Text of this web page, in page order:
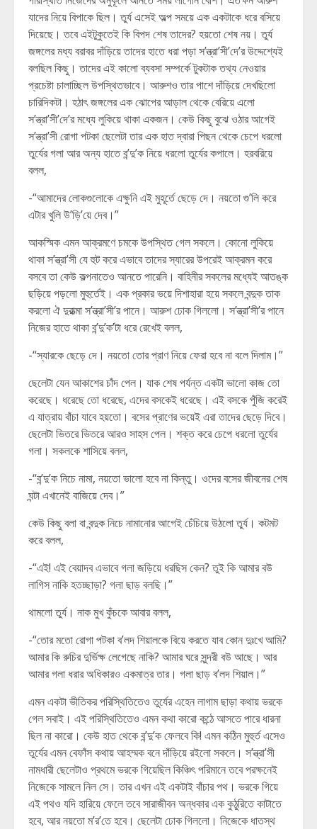
যাদের নিয়ে বিপাকে ছিল। তুর্য এসেই অল্প সময়ে এক একটাকে ধরে বসিয়ে
দিয়েছে। তবে এইটুকুতেই কি বিপদ শেষ তাদের? হয়তো শেষ নয়। তুর্য
জঙ্গলের মধ্য বরাবর দাঁড়িয়ে তাদের হাতে ধরা পড়া স’ন্ত্রা’সী’দে’র উদ্দেশ্যেই
বলছিল কিছু। তাদের এই কালো ব্যবসা সম্পর্কে টুকটাক তথ্য নেওয়ার
প্রচেষ্টা চালাচ্ছিল উপস্থিতভাবে। আরুশও তার পাশে দাঁড়িয়ে দেখছিলো
চারিদিকটা। হঠাৎ জঙ্গলের এক ঝোপের আড়াল থেকে বেরিয়ে এলো
স’ন্ত্রা’সী’দে’র মধ্যে লুকিয়ে থাকা একজন। কেউ কিছু বুঝে ওঠার আগেই
স’ন্ত্রা’সী রোগা পটকা ছেলেটা তার এক হাত দ্বারা পিছন থেকে চেপে ধরলো
তুর্যের গলা আর অন্য হাতে ব’ন্দু’ক নিয়ে ধরলো তুর্যের কপালে। হরবরিয়ে
বলল,
-“আমাদের লোকগুলোকে এক্ষুনি এই মুহূর্তে ছেড়ে দে। নয়তো গু’লি করে
এটার খুলি উ’ড়ি’য়ে দেব।”
আকস্মিক এমন আক্রমণে চমকে উপস্থিত গেল সকলে। কোনো লুকিয়ে
থাকা স’ন্ত্রা’সী যে হুট করে এভাবে তাদের স্যারের উপরেই আক্রমন করে
বসবে তা কেউ কল্পনাতেও আনতে পারেনি। বাহিনীর সকলের মধ্যেই আতঙ্ক
ছড়িয়ে পড়লো মুহুর্তেই। এক প্রকার ভয়ে দিশাহারা হয়ে সকলে বন্দুক তাক
করলো ঐ দুরাত্মা স’ন্ত্রা’সী’র পানে। আরুশ ঢোক গিললো। স’ন্ত্রা’সী’র পানে
নিজের হাতে থাকা ব’ন্দু’ক’টা ধরে রেখেই বলল,
-“স্যারকে ছেড়ে দে। নয়তো তোর প্রাণ নিয়ে ফেরা হবে না বলে দিলাম।”
ছেলেটা যেন আকাশের চাঁদ পেল। যাক শেষ পর্যন্ত একটা ভালো কাজ তো
করেছে। ধরেছে তো ধরেছে, এদের বসকেই ধরেছে। এই বসকে পুঁজি করেই
এ যাত্রায় বাঁচা যাবে হয়তো। বসের প্রাণের ভয়েই এরা তাদের ছেড়ে দিবে।
ছেলেটা ভিতরে ভিতরে আরও সাহস পেল। শক্ত করে চেপে ধরলো তুর্যের
গলা। সকলকে শাসিয়ে বলল,
-“ব’ন্দু’ক নিচে নামা, নয়তো ভালো হবে না কিন্তু। ওদের বসের জীবনের শেষ
ঘন্টা এখানেই বাজিয়ে দেব।”
কেউ কিছু বলা বা বন্দুক নিচে নামানোর আগেই চেঁচিয়ে উঠলো তুর্য। কটমট
করে বলল,
-“এই! এই বেয়াদব এভাবে গলা জড়িয়ে ধরছিস কেন? তুই কি আমার বউ
লাগিস নাকি হতচ্ছাড়া? গলা ছাড় বলছি।”
থামলো তুর্য। নাক মুখ কুঁচকে আবার বলল,
-“তোর মতো রোগা পটকা ব’লদ শিয়ালকে বিয়ে করতে যাব কোন দুঃখে আমি?
আমার কি রুচির দুর্ভিক্ষ লেগেছে নাকি? আমার ঘরে সুন্দরী বউ আছে। আর
আমার গলা ধরার অধিকারও একমাত্র তার। গলা ছাড় ব’লদ শিয়াল।”
এমন একটা ভীতিকর পরিস্থিতিতেও তুর্যের এহেন লাগাম ছাড়া কথায় ভরকে
গেল সবাই। এই পরিস্থিতিতেও এমন কথা কারো কন্ঠে আসতে পারে ধারনা
ছিল না কারো। কেউ হাত থেকে ব’ন্দু’ক ফেলবে কি! এমন কঠিন মুহুর্ত এসেও
তুর্যের এমন বেফাঁস কথায় আহম্মক বনে দাঁড়িয়ে রইলো সকলে। স’ন্ত্রা’সী
নামধারী ছেলেটাও প্রথমে ভরকে গিয়েছিল কিঞ্চিৎ পরিমানে তবে পরক্ষনেই
নিজেকে সামলে নিল সে। তার এখন এই একটাই বাঁচার পথ।‌ ভরকে গিয়ে
এই পথও যদি হারিয়ে ফেলে তবে সারাজীবন অন্ধকার এক কুঠুরিতে কাটাতে
হবে, আর নয়তো ম’র’তে হবে। ছেলেটা ঢোক গিললো। নিজেকে ধাতস্থ